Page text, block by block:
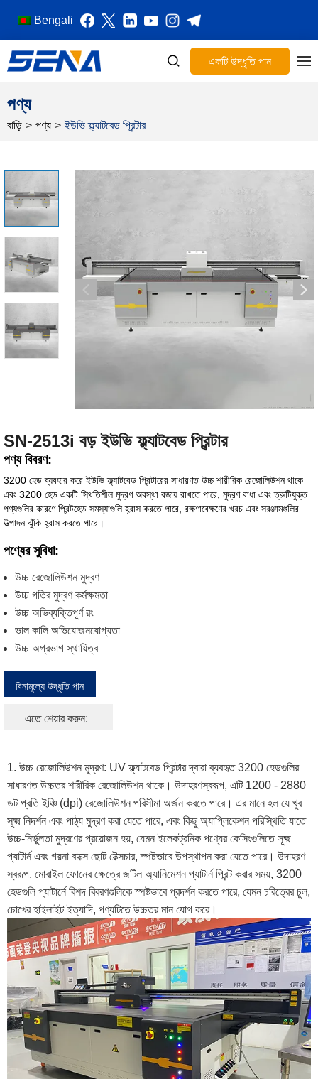
Bengali
একটি উদ্ধৃতি পান
পণ্য
বাড়ি > পণ্য > ইউভি ফ্ল্যাটবেড প্রিন্টার
SN-2513i বড় ইউভি ফ্ল্যাটবেড প্রিন্টার
পণ্য বিবরণ:
3200 হেড ব্যবহার করে ইউভি ফ্ল্যাটবেড প্রিন্টারের সাধারণত উচ্চ শারীরিক রেজোলিউশন থাকে
এবং 3200 হেড একটি স্থিতিশীল মুদ্রণ অবস্থা বজায় রাখতে পারে, মুদ্রণ বাধা এবং ত্রুটিযুক্ত
পণ্যগুলির কারণে প্রিন্টহেড সমস্যাগুলি হ্রাস করতে পারে, রক্ষণাবেক্ষণের খরচ এবং সরঞ্জামগুলির
উত্পাদন ঝুঁকি হ্রাস করতে পারে।
পণ্যের সুবিধা:
উচ্চ রেজোলিউশন মুদ্রণ
উচ্চ গতির মুদ্রণ কর্মক্ষমতা
উচ্চ অভিব্যক্তিপূর্ণ রং
ভাল কালি অভিযোজনযোগ্যতা
উচ্চ অগ্রভাগ স্থায়িত্ব
বিনামূল্যে উদ্ধৃতি পান
এতে শেয়ার করুন:
1. উচ্চ রেজোলিউশন মুদ্রণ: UV ফ্ল্যাটবেড প্রিন্টার দ্বারা ব্যবহৃত 3200 হেডগুলির
সাধারণত উচ্চতর শারীরিক রেজোলিউশন থাকে। উদাহরণস্বরূপ, এটি 1200 - 2880
ডট প্রতি ইঞ্চি (dpi) রেজোলিউশন পরিসীমা অর্জন করতে পারে। এর মানে হল যে খুব
সূক্ষ্ম নিদর্শন এবং পাঠ্য মুদ্রণ করা যেতে পারে, এবং কিছু অ্যাপ্লিকেশন পরিস্থিতি যাতে
উচ্চ-নির্ভুলতা মুদ্রণের প্রয়োজন হয়, যেমন ইলেকট্রনিক পণ্যের কেসিংগুলিতে সূক্ষ্ম
প্যাটার্ন এবং গয়না বাক্সে ছোট টেক্সচার, স্পষ্টভাবে উপস্থাপন করা যেতে পারে। উদাহরণ
স্বরূপ, মোবাইল ফোনের ক্ষেত্রে জটিল অ্যানিমেশন প্যাটার্ন প্রিন্ট করার সময়, 3200
হেডগুলি প্যাটার্নে বিশদ বিবরণগুলিকে স্পষ্টভাবে প্রদর্শন করতে পারে, যেমন চরিত্রের চুল,
চোখের হাইলাইট ইত্যাদি, পণ্যটিতে উচ্চতর মান যোগ করে।